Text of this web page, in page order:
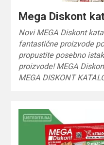
Mega Diskont
Novi MEGA Diskont
fantastične proizvode
propustite posebno
proizvode! MEGA
MEGA DISKONT